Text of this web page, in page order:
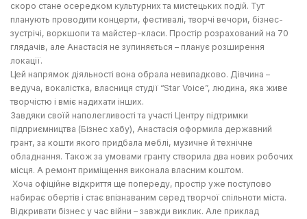
скоро стане осередком культурних та мистецьких подій. Тут
планують проводити концерти, фестивалі, творчі вечори, бізнес-
зустрічі, воркшопи та майстер-класи. Простір розрахований на 70
глядачів, але Анастасія не зупиняється – планує розширення
локації.
Цей напрямок діяльності вона обрала невипадково. Дівчина –
ведуча, вокалістка, власниця студії “Star Voice”, людина, яка живе
творчістю і вміє надихати інших.
Завдяки своїй наполегливості та участі Центру підтримки
підприємництва (Бізнес хабу), Анастасія оформила державний
грант, за кошти якого придбала меблі, музичне й технічне
обладнання. Також за умовами гранту створила два нових робочих
місця. А ремонт приміщення виконала власним коштом.
Хоча офіційне відкриття ще попереду, простір уже поступово
набирає обертів і стає впізнаваним серед творчої спільноти міста.
Відкривати бізнес у час війни – завжди виклик. Але приклад